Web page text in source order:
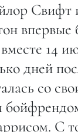
Свифт
впервые
14
дней
со
С